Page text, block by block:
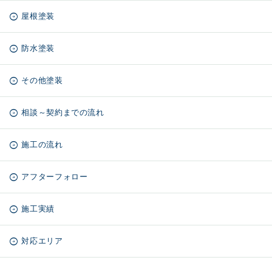
屋根塗装
防水塗装
その他塗装
相談～契約までの流れ
施工の流れ
アフターフォロー
施工実績
対応エリア